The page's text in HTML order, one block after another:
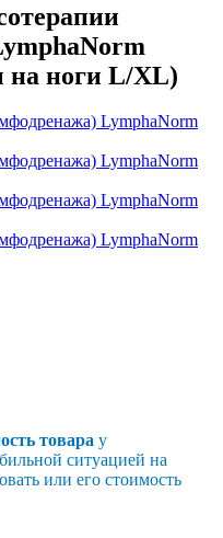
ноги L/XL)
товара у
ситуацией на
или его стоимость